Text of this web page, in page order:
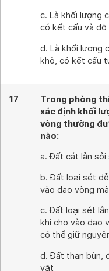
c. Là khối lượng
có kết cấu và độ
d. Là khối lượng
khô, có kết cấu
17
Trong phòng
xác định khối
vòng thường
nào:
a. Đất cát lẫn sỏi
b. Đất loại sét
vào dao vòng
c. Đất loại sét
khi cho vào dao
có thể giữ
d. Đất than bùn,
vật